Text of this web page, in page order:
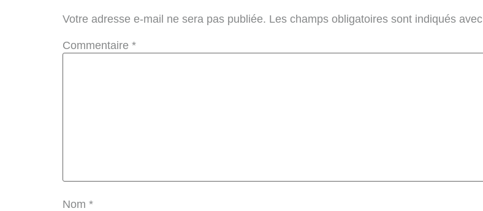
Votre adresse e-mail ne sera pas publiée. Les champs obligatoires sont indiqués avec
Commentaire *
Nom *